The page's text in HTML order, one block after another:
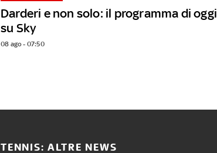
Darderi e non solo: il programma di oggi
su Sky
08 ago - 07:50
TENNIS: ALTRE NEWS